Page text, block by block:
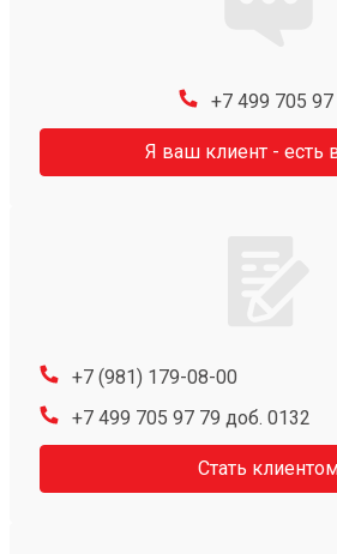
+7 499 705 97
Я ваш клиент - есть
+7 (981) 179-08-00
+7 499 705 97 79 доб. 0132
Стать